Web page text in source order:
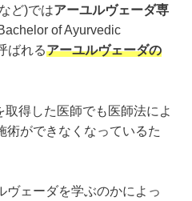
ど)ではアーユルヴェーダ専
of Ayurvedic
ばれるアーユルヴェーダの
得した医師でも医師法によ
術ができなくなっているた
ヴェーダを学ぶのかによっ